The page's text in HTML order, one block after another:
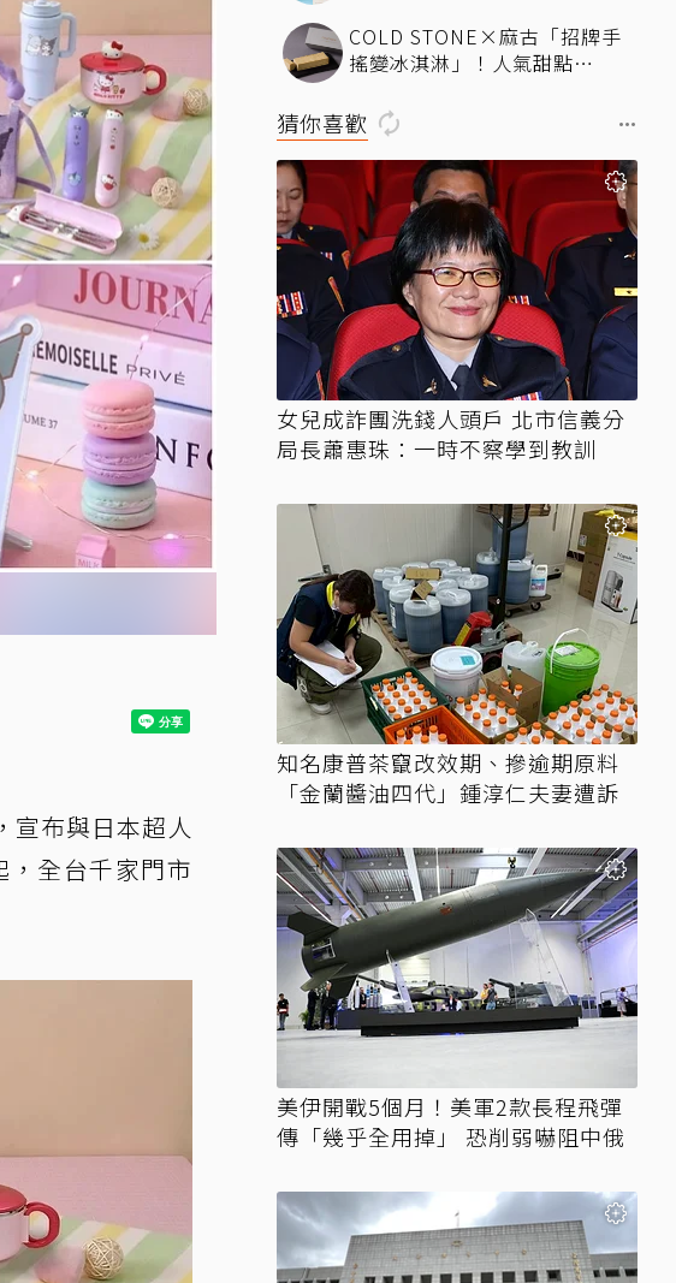
宣布與日本超人
，全台千家門市
「MOLLYｘBearista小熊杯」
必收藏
COLD STONE×麻古「招牌手
搖變冰淇淋」！人氣甜點
猜你喜歡
女兒成詐團洗錢人頭戶 北市信義分
局長蕭惠珠：一時不察學到教訓
知名康普茶竄改效期、摻逾期原料
「金蘭醬油四代」鍾淳仁夫妻遭訴
美伊開戰5個月！美軍2款長程飛彈
傳「幾乎全用掉」 恐削弱嚇阻中俄